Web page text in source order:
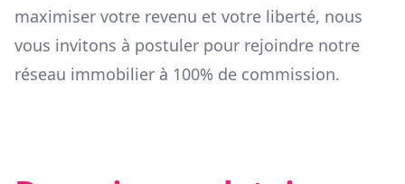
maximiser votre revenu et votre liberté, nous
vous invitons à postuler pour rejoindre notre
réseau immobilier à 100% de commission.